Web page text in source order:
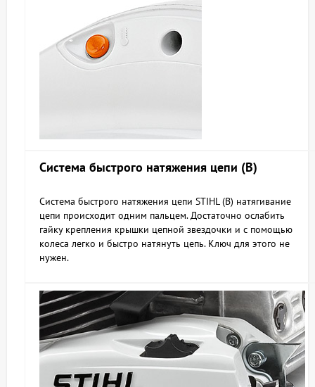
Система быстрого натяжения цепи (В)
Система быстрого натяжения цепи STIHL (B) натягивание
цепи происходит одним пальцем. Достаточно ослабить
гайку крепления крышки цепной звездочки и с помощью
колеса легко и быстро натянуть цепь. Ключ для этого не
нужен.